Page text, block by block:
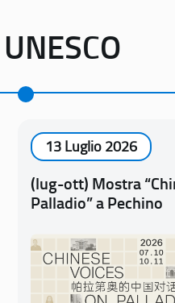
13 Luglio 2026
(lug-ott) Mostra
Palladio” a Pechino